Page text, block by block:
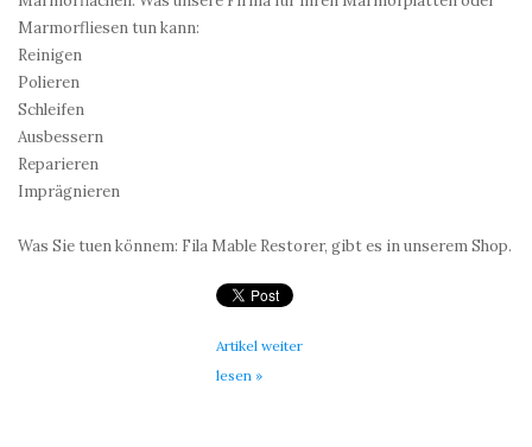
Marmorfliesen tun kann:
Reinigen
Polieren
Schleifen
Ausbessern
Reparieren
Imprägnieren
Was Sie tuen könnem: Fila Mable Restorer, gibt es in unserem Shop.
Artikel weiter
lesen »